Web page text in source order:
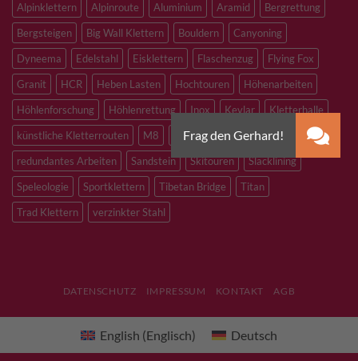
Alpinklettern
Alpinroute Aluminium Aramid
Bergrettung
Bergsteigen
Big Wall Klettern Bouldern
Canyoning
Dyneema
Edelstahl Eisklettern Flaschenzug
Flying Fox
Granit
HCR Heben Lasten Hochtouren
Höhenarbeiten
Höhlenforschung
Höhlenrettung Inox Kevlar
Kletterhalle
künstliche Kletterrouten
M8 M10 M12 Notfall
PLX
redundantes Arbeiten
Sandstein Skitouren
Slacklining
Speleologie
Sportklettern Tibetan Bridge
Titan
Trad Klettern
verzinkter Stahl
DATENSCHUTZ IMPRESSUM KONTAKT AGB
English (Englisch) Deutsch